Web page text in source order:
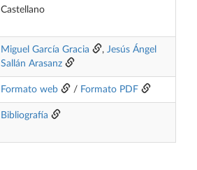
Castellano
Miguel García Gracia , Jesús Ángel
Sallán Arasanz
Formato web / Formato PDF
Bibliografía